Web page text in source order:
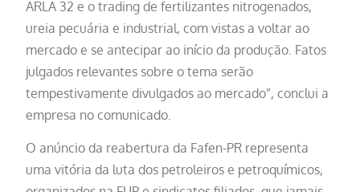
ARLA 32 e o trading de fertilizantes nitrogenados,
ureia pecuária e industrial, com vistas a voltar ao
mercado e se antecipar ao início da produção. Fatos
julgados relevantes sobre o tema serão
tempestivamente divulgados ao mercado”, conclui a
empresa no comunicado.
O anúncio da reabertura da Fafen-PR representa
uma vitória da luta dos petroleiros e petroquímicos,